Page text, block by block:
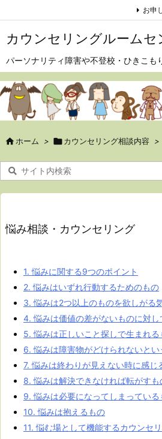
お申
カウンセリングルームセ
パーソナリティ障害や不登校・ひきこも
 ホーム > カウンセリング相談内容 >
悩み相談・カウンセリング
1. 悩みに関する9つのポイント
2. 悩みはいずれ行動するためのもの
3. 悩みは2つ以上のものを欲しがる
4. 悩みは価値の差がないものに対
5. 悩みは正しいこと探しで生まれる
6. 悩みは障害物がどけられないとい
7. 悩みは終わりが見えない時に感じ
8. 悩みは解決できなければ転がすも
9. 悩みは必要になってしまっている
10. 悩みは抱えるもの
11. 悩む場として機能するカウンセ